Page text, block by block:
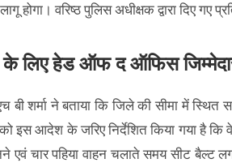
लागू होगा। वरिष्ठ पुलिस अधीक्षक द्वारा दिए
के लिए हेड ऑफ द ऑफिस
बी शर्मा ने बताया कि जिले की सीमा में
इस आदेश के जरिए निर्देशित किया गया है कि
एवं चार पहिया वाहन चलाते समय सीट बैल्ट